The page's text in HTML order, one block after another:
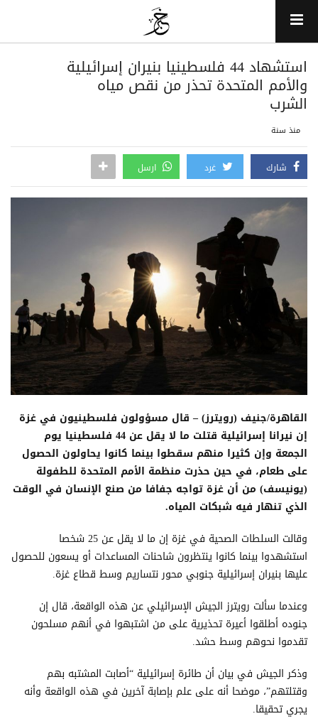
استشهاد 44 فلسطينيا بنيران إسرائيلية
والأمم المتحدة تحذر من نقص مياه
الشرب
منذ سنة
شارك غرد ارسل
القاهرة/جنيف (رويترز) – قال مسؤولون فلسطينيون في غزة
إن نيرانا إسرائيلية قتلت ما لا يقل عن 44 فلسطينيا يوم
الجمعة وإن كثيرا منهم سقطوا بينما كانوا يحاولون الحصول
على طعام، في حين حذرت منظمة الأمم المتحدة للطفولة
(يونيسف) من أن غزة تواجه جفافا من صنع الإنسان في الوقت
الذي تنهار فيه شبكات المياه.
وقالت السلطات الصحية في غزة إن ما لا يقل عن 25 شخصا
استشهدوا بينما كانوا ينتظرون شاحنات المساعدات أو يسعون للحصول
عليها بنيران إسرائيلية جنوبي محور نتساريم وسط قطاع غزة.
وعندما سألت رويترز الجيش الإسرائيلي عن هذه الواقعة، قال إن
جنوده أطلقوا أعيرة تحذيرية على من اشتبهوا في أنهم مسلحون
تقدموا نحوهم وسط حشد.
وذكر الجيش في بيان أن طائرة إسرائيلية “أصابت المشتبه بهم
وقتلتهم”، موضحا أنه على علم بإصابة آخرين في هذه الواقعة وأنه
يجري تحقيقا.